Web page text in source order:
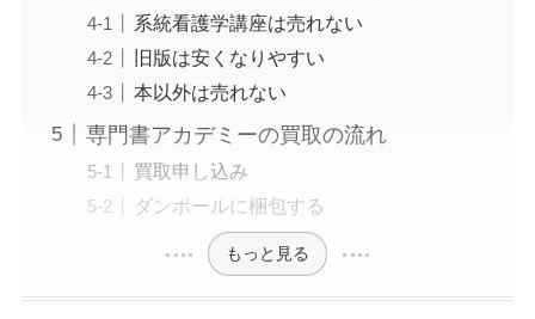
系統看護学講座は売れない
旧版は安くなりやすい
本以外は売れない
専門書アカデミーの買取の流れ
買取申し込み
ダンボールに梱包する
もっと見る